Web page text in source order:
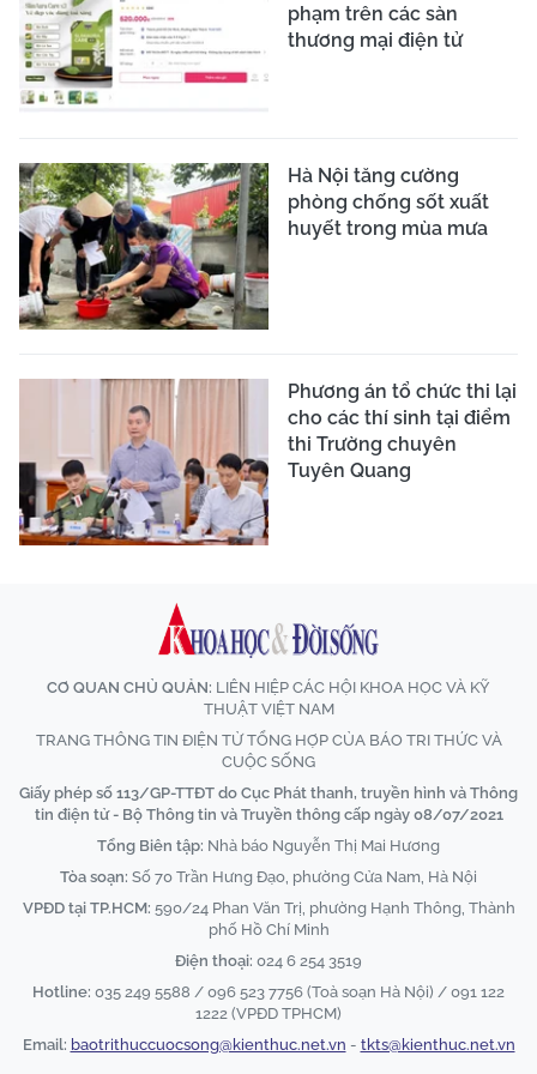
phạm trên các sàn
thương mại điện tử
Hà Nội tăng cường
phòng chống sốt xuất
huyết trong mùa mưa
Phương án tổ chức thi lại
cho các thí sinh tại điểm
thi Trường chuyên
Tuyên Quang
CƠ QUAN CHỦ QUẢN: LIÊN HIỆP CÁC HỘI KHOA HỌC VÀ KỸ
THUẬT VIỆT NAM
TRANG THÔNG TIN ĐIỆN TỬ TỔNG HỢP CỦA BÁO TRI THỨC VÀ
CUỘC SỐNG
Giấy phép số 113/GP-TTĐT do Cục Phát thanh, truyền hình và Thông
tin điện tử - Bộ Thông tin và Truyền thông cấp ngày 08/07/2021
Tổng Biên tập: Nhà báo Nguyễn Thị Mai Hương
Tòa soạn: Số 70 Trần Hưng Đạo, phường Cửa Nam, Hà Nội
VPĐD tại TP.HCM: 590/24 Phan Văn Trị, phường Hạnh Thông, Thành
phố Hồ Chí Minh
Điện thoại: 024 6 254 3519
Hotline: 035 249 5588 / 096 523 7756 (Toà soạn Hà Nội) / 091 122
1222 (VPĐD TPHCM)
Email: baotrithuccuocsong@kienthuc.net.vn - tkts@kienthuc.net.vn